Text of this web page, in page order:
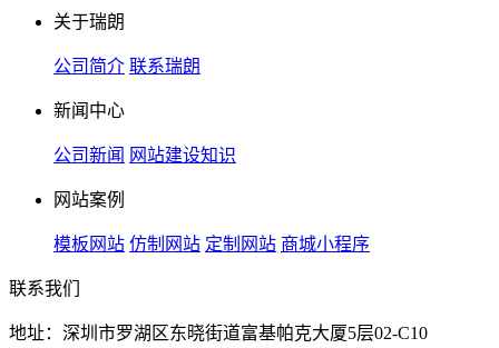
关于瑞朗
公司简介 联系瑞朗
新闻中心
公司新闻 网站建设知识
网站案例
模板网站 仿制网站 定制网站 商城小程序
联系我们
地址：深圳市罗湖区东晓街道富基帕克大厦5层02-C10